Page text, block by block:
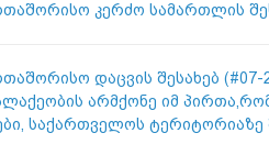
კერძო სამართლის
დაცვის შესახებ (#07-
არმქონე იმ
საქართველოს ტერიტორიაზე